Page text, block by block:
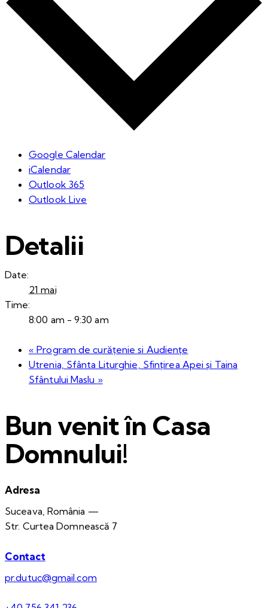
Google Calendar
iCalendar
Outlook 365
Outlook Live
Detalii
Date:
21 mai
Time:
8:00 am - 9:30 am
« Program de curățenie si Audiențe
Utrenia, Sfânta Liturghie, Sfințirea Apei și Taina
Sfântului Maslu »
Bun venit în Casa
Domnului!
Adresa
Suceava, România —
Str. Curtea Domnească 7
Contact
pr.dutuc@gmail.com